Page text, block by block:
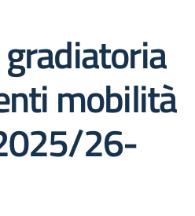
mobilità
26-